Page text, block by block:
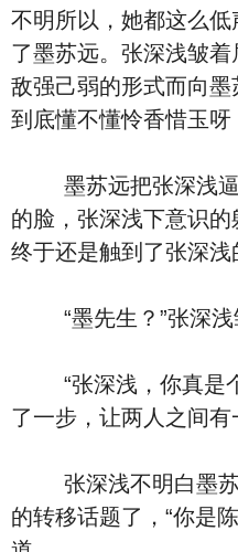
不明所以，她都这么低
了墨苏远。张深浅皱
敌强己弱的形式而向
到底懂不懂怜香惜玉呀
墨苏远把张深浅逼
的脸，张深浅下意识的
终于还是触到了张深浅
“墨先生？”张深浅
“张深浅，你真是个
了一步，让两人之间有
张深浅不明白墨苏
的转移话题了，“你是